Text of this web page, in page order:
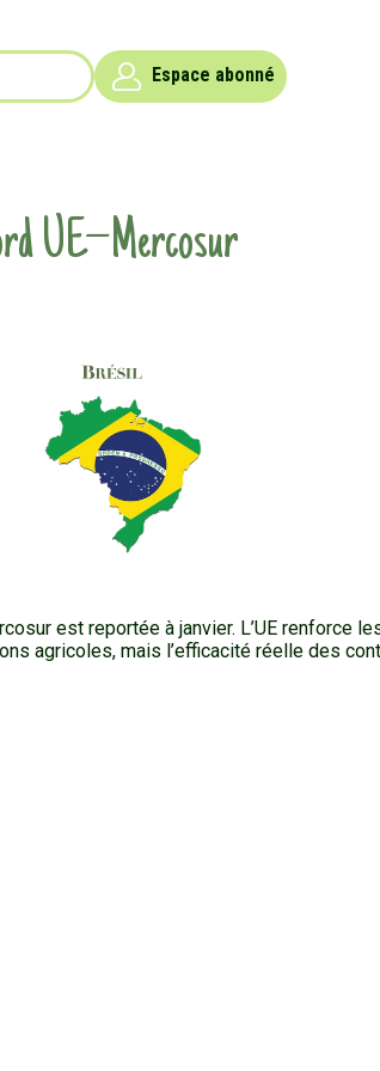
Espace abonné
UE–Mercosur
est reportée à janvier. L’UE renforce
agricoles, mais l’efficacité réelle des